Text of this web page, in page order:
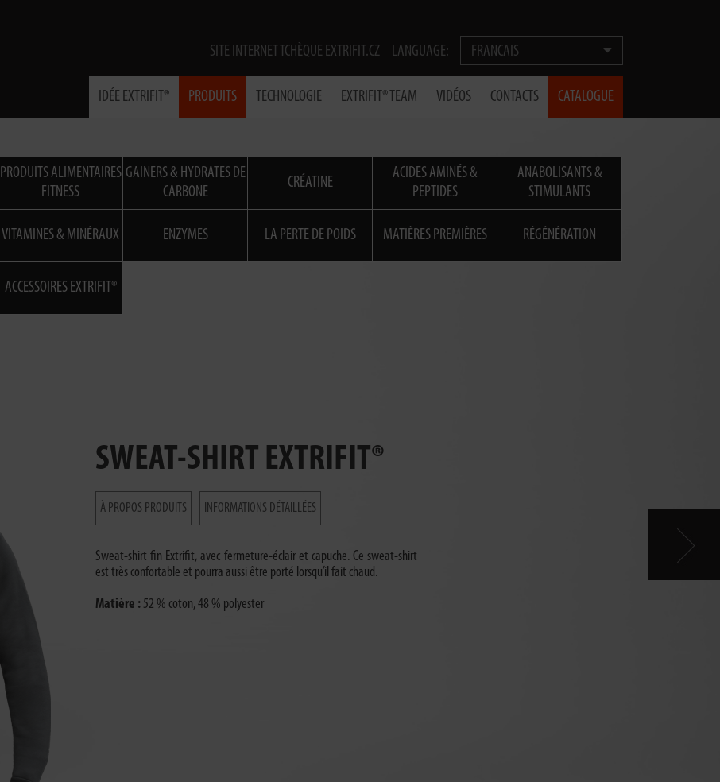
SITE INTERNET TCHÈQUE EXTRIFIT.CZ LANGUAGE: FRANCAIS
IDÉE EXTRIFIT® PRODUITS TECHNOLOGIE EXTRIFIT® TEAM VIDÉOS CONTACTS CATALOGUE
PRODUITS ALIMENTAIRES
FITNESS
GAINERS & HYDRATES DE
CARBONE
CRÉATINE
ACIDES AMINÉS &
PEPTIDES
ANABOLISANTS &
STIMULANTS
VITAMINES & MINÉRAUX ENZYMES LA PERTE DE POIDS MATIÈRES PREMIÈRES RÉGÉNÉRATION
ACCESSOIRES EXTRIFIT®
SWEAT-SHIRT EXTRIFIT®
À PROPOS PRODUITS INFORMATIONS DÉTAILLÉES
Sweat-shirt fin Extrifit, avec fermeture-éclair et capuche. Ce sweat-shirt
est très confortable et pourra aussi être porté lorsqu’il fait chaud.
Matière : 52 % coton, 48 % polyester